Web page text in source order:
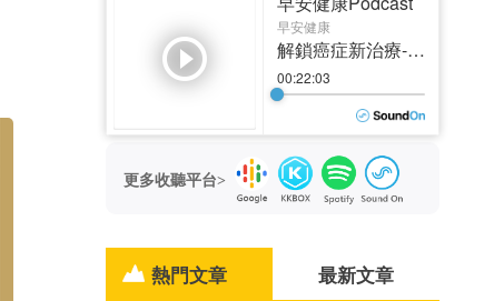
更多收聽平台>
熱門文章 最新文章